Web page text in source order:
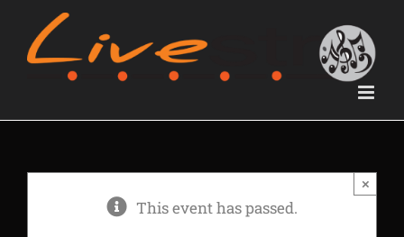
This event has passed.
×